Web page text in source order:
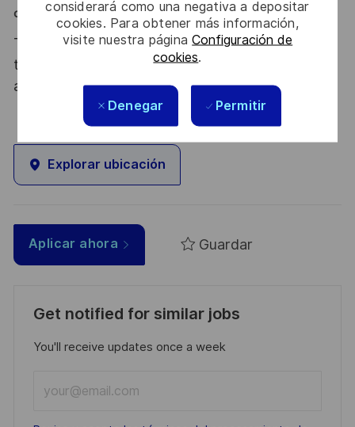
considerará como una negativa a depositar
cookies. Para obtener más información,
visite nuestra páginaConfiguración de
cookies.
Denegar Permitir
construisons ensemble un avenir de confiance !
Thales, entreprise Handi-Engagée, reconnait
tous les talents. La diversité est notre meilleur
atout. Postulez et rejoignez nous !
Explorar ubicación
Aplicar ahora Guardar
Get notified for similar jobs
You'll receive updates once a week
Email
address